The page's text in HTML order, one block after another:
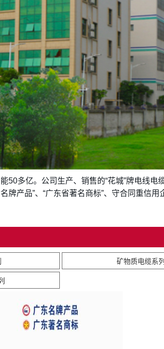
多亿。公司生产、销售的“花城”牌电线电
产品”、“广东省著名商标”、守合同重信
矿物质电缆系